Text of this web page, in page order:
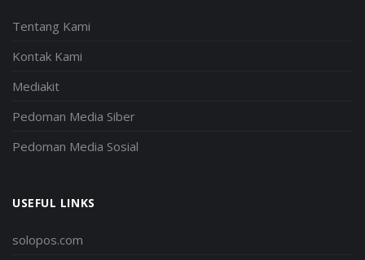
Tentang Kami
Kontak Kami
Mediakit
Pedoman Media Siber
Pedoman Media Sosial
USEFUL LINKS
solopos.com